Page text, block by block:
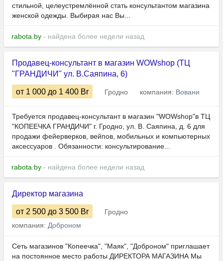
стильной, целеустремлённой стать консультантом магазина
женской одежды. Выбирая нас Вы...
rabota.by - найдена более недели назад
Продавец-консультант в магазин WOWshop (ТЦ
"ГРАНДИЧИ" ул. В.Саяпина, 6)
от 1 000 до 1 400 Br Гродно компания: Вовани
Требуется продавец-консультант в магазин "WOWshop"в ТЦ
"КОПЕЕЧКА ГРАНДИЧИ" г. Гродно, ул. В. Саяпина, д. 6 для
продажи фейерверков, вейпов, мобильных и компьютерных
аксессуаров . Обязанности: консультирование...
rabota.by - найдена более недели назад
Директор магазина
от 2 500 до 3 500 Br
Гродно
компания: Доброном
Сеть магазинов "Копеечка", "Маяк", "Доброном" приглашает
на постоянное место работы ДИРЕКТОРА МАГАЗИНА Мы